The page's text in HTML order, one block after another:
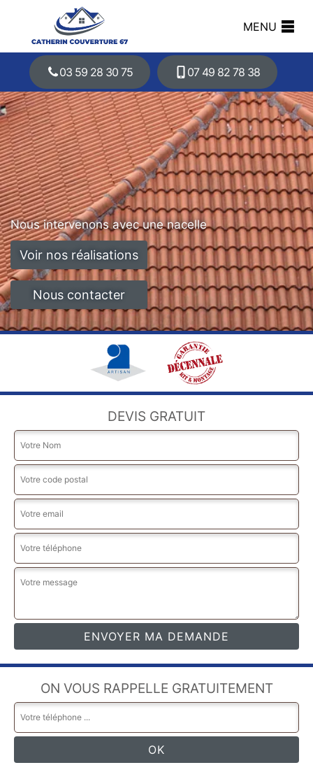
MENU
03 59 28 30 75 07 49 82 78 38
Nous intervenons avec une nacelle
Voir nos réalisations
Nous contacter
DEVIS GRATUIT
ON VOUS RAPPELLE GRATUITEMENT